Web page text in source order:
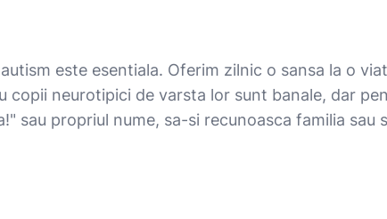
este esentiala. Oferim zilnic o sansa la o
neurotipici de varsta lor sunt banale, dar
sau propriul nume, sa-si recunoasca familia sau